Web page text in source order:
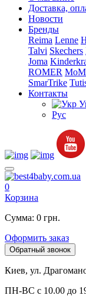
Доставка,
Новости
Бренды
Reima Lenne
Talvi Skechers
Joma
ROMER
SmarTrike
Контакты
Рус
0
Корзина
Сумма: 0 грн.
Оформить заказ
Обратный звонок
Киев, ул.
ПН-ВС с 10.00 до